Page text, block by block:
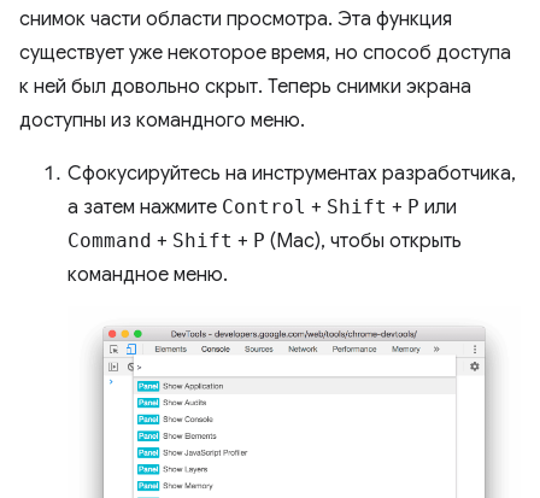
снимок части области просмотра. Эта функция
существует уже некоторое время, но способ доступа
к ней был довольно скрыт. Теперь снимки экрана
доступны из командного меню.
Сфокусируйтесь на инструментах разработчика,
а затем нажмите Control + Shift + P или
Command + Shift + P (Mac), чтобы открыть
командное меню.